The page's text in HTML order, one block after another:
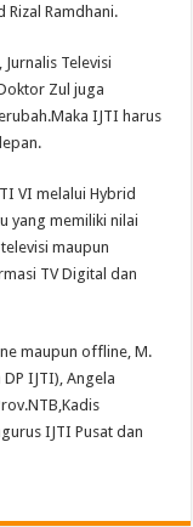
Rizal Ramdhani.
Televisi
Zul juga
IJTI harus
VI melalui Hybrid
yang memiliki nilai
maupun
TV Digital dan
maupun offline, M.
IJTI), Angela
IJTI Pusat dan